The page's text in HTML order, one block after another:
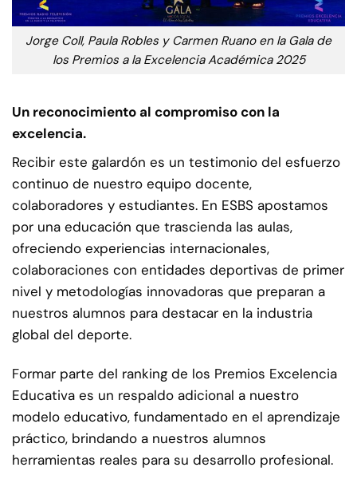
Jorge Coll, Paula Robles y Carmen Ruano en la Gala de
los Premios a la Excelencia Académica 2025
Un reconocimiento al compromiso con la
excelencia.
Recibir este galardón es un testimonio del esfuerzo
continuo de nuestro equipo docente,
colaboradores y estudiantes. En ESBS apostamos
por una educación que trascienda las aulas,
ofreciendo experiencias internacionales,
colaboraciones con entidades deportivas de primer
nivel y metodologías innovadoras que preparan a
nuestros alumnos para destacar en la industria
global del deporte.
Formar parte del ranking de los Premios Excelencia
Educativa es un respaldo adicional a nuestro
modelo educativo, fundamentado en el aprendizaje
práctico, brindando a nuestros alumnos
herramientas reales para su desarrollo profesional.